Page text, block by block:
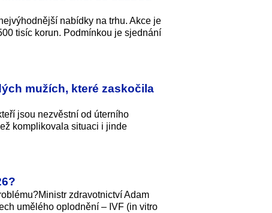
nabídky na trhu. Akce je
tisíc korun. Podmínkou je sjednání
mužích, které zaskočila
jsou nezvěstní od úterního
komplikovala situaci i jinde
zdravotnictví Adam
umělého oplodnění – IVF (in vitro